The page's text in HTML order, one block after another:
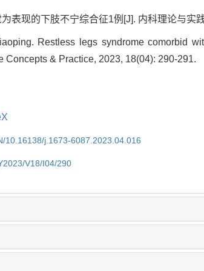
表现的下肢不宁综合征1例[J]. 内科理论与实
Restless legs syndrome comorbid
Concepts & Practice, 2023, 18(04): 290-291.
10.16138/j.1673-6087.2023.04.016
V18/I04/290